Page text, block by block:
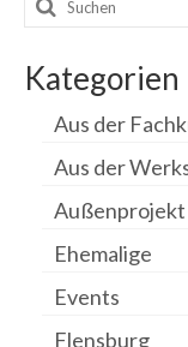
nach:
Kategorien
Aus der
Aus der
Außenprojekt
Ehemalige
Events
Flensburg